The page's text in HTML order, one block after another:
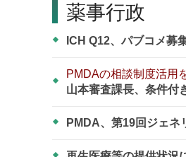
薬事行政
ICH Q12、パブコメ募
PMDAの相談制度活用
山本審査課長、条件付
PMDA、第19回ジェネ